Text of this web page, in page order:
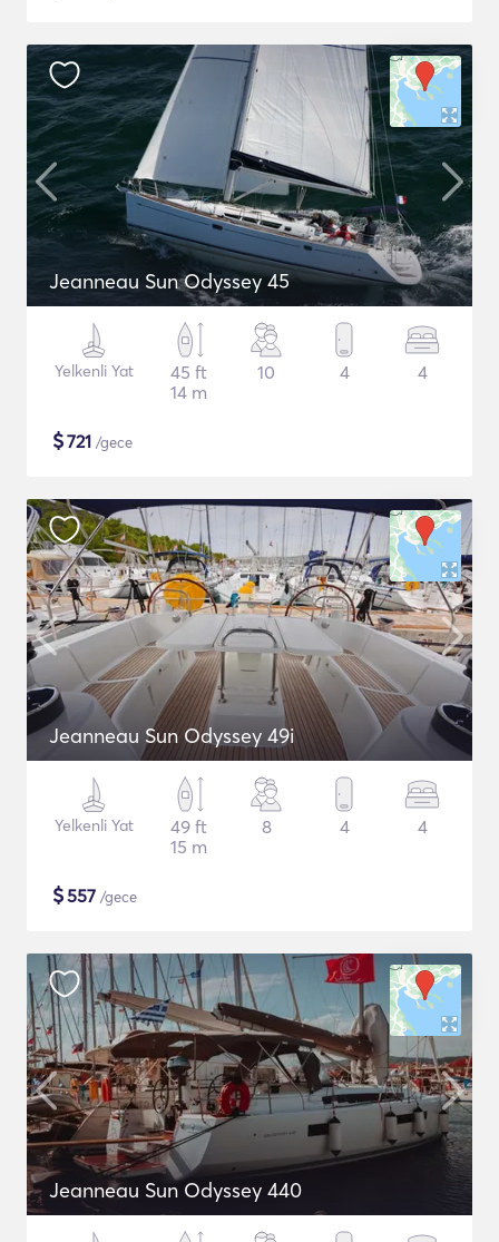
Jeanneau Sun Odyssey 45
Yelkenli Yat
45 ft
14 m
10 4 4
$721 /gece
Jeanneau Sun Odyssey 49i
Yelkenli Yat
49 ft
15 m
8 4 4
$557 /gece
Jeanneau Sun Odyssey 440